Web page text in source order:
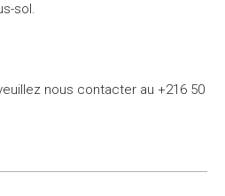
sol.
nous contacter au +216 50